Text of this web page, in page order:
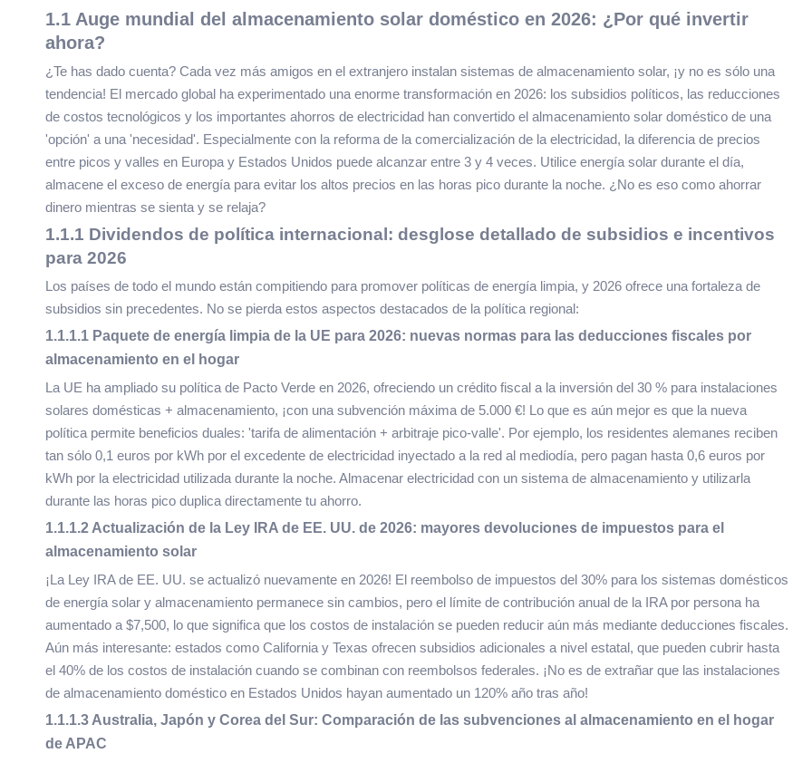
1.1 Auge mundial del almacenamiento solar doméstico en 2026: ¿Por qué invertir
ahora?
¿Te has dado cuenta? Cada vez más amigos en el extranjero instalan sistemas de almacenamiento solar, ¡y no es sólo una
tendencia! El mercado global ha experimentado una enorme transformación en 2026: los subsidios políticos, las reducciones
de costos tecnológicos y los importantes ahorros de electricidad han convertido el almacenamiento solar doméstico de una
'opción' a una 'necesidad'. Especialmente con la reforma de la comercialización de la electricidad, la diferencia de precios
entre picos y valles en Europa y Estados Unidos puede alcanzar entre 3 y 4 veces. Utilice energía solar durante el día,
almacene el exceso de energía para evitar los altos precios en las horas pico durante la noche. ¿No es eso como ahorrar
dinero mientras se sienta y se relaja?
1.1.1 Dividendos de política internacional: desglose detallado de subsidios e incentivos
para 2026
Los países de todo el mundo están compitiendo para promover políticas de energía limpia, y 2026 ofrece una fortaleza de
subsidios sin precedentes. No se pierda estos aspectos destacados de la política regional:
1.1.1.1 Paquete de energía limpia de la UE para 2026: nuevas normas para las deducciones fiscales por
almacenamiento en el hogar
La UE ha ampliado su política de Pacto Verde en 2026, ofreciendo un crédito fiscal a la inversión del 30 % para instalaciones
solares domésticas + almacenamiento, ¡con una subvención máxima de 5.000 €! Lo que es aún mejor es que la nueva
política permite beneficios duales: 'tarifa de alimentación + arbitraje pico-valle'. Por ejemplo, los residentes alemanes reciben
tan sólo 0,1 euros por kWh por el excedente de electricidad inyectado a la red al mediodía, pero pagan hasta 0,6 euros por
kWh por la electricidad utilizada durante la noche. Almacenar electricidad con un sistema de almacenamiento y utilizarla
durante las horas pico duplica directamente tu ahorro.
1.1.1.2 Actualización de la Ley IRA de EE. UU. de 2026: mayores devoluciones de impuestos para el
almacenamiento solar
¡La Ley IRA de EE. UU. se actualizó nuevamente en 2026! El reembolso de impuestos del 30% para los sistemas domésticos
de energía solar y almacenamiento permanece sin cambios, pero el límite de contribución anual de la IRA por persona ha
aumentado a $7,500, lo que significa que los costos de instalación se pueden reducir aún más mediante deducciones fiscales.
Aún más interesante: estados como California y Texas ofrecen subsidios adicionales a nivel estatal, que pueden cubrir hasta
el 40% de los costos de instalación cuando se combinan con reembolsos federales. ¡No es de extrañar que las instalaciones
de almacenamiento doméstico en Estados Unidos hayan aumentado un 120% año tras año!
1.1.1.3 Australia, Japón y Corea del Sur: Comparación de las subvenciones al almacenamiento en el hogar
de APAC